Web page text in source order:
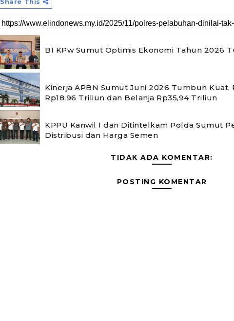
BI KPw Sumut Optimis Ekonomi Tahun 2026
Kinerja APBN Sumut Juni 2026 Tumbuh Kuat,
Rp18,96 Triliun dan Belanja Rp35,94 Triliun
KPPU Kanwil I dan Ditintelkam Polda Sumut
Distribusi dan Harga Semen
TIDAK ADA KOMENTAR:
POSTING KOMENTAR